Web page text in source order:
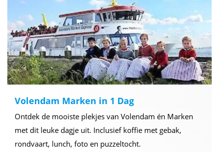
Volendam Marken in 1 Dag
Ontdek de mooiste plekjes van Volendam én Marken
met dit leuke dagje uit. Inclusief koffie met gebak,
rondvaart, lunch, foto en puzzeltocht.